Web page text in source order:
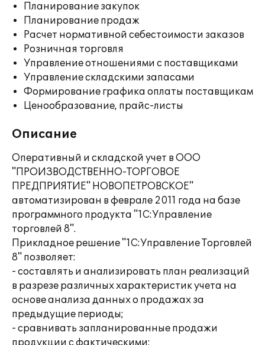
Планирование закупок
Планирование продаж
Расчет нормативной себестоимости заказов
Розничная торговля
Управление отношениями с поставщиками
Управление складскими запасами
Формирование графика оплаты поставщикам
Ценообразование, прайс-листы
Описание
Оперативный и складской учет в ООО
"ПРОИЗВОДСТВЕННО-ТОРГОВОЕ
ПРЕДПРИЯТИЕ" НОВОПЕТРОВСКОЕ"
автоматизирован в феврале 2011 года на базе
программного продукта "1С:Управление
торговлей 8".
Прикладное решение "1С:Управление Торговлей
8" позволяет:
- составлять и анализировать план реализаций
в разрезе различных характеристик учета на
основе анализа данных о продажах за
предыдущие периоды;
- сравнивать запланированные продажи
продукции с фактическими;